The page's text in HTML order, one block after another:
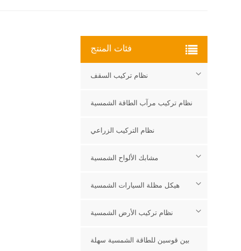
فئات المنتج
نظام تركيب السقف
نظام تركيب مرآب الطاقة الشمسية
نظام التركيب الزراعي
مشابك الألواح الشمسية
هيكل مظلة السيارات الشمسية
نظام تركيب الأرض الشمسية
بين قوسين للطاقة الشمسية سهلة